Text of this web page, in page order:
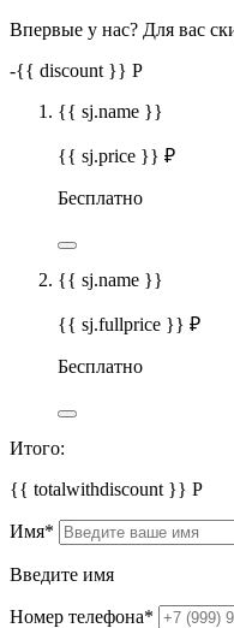
Впервые у нас? Для вас
-{{ discount }} Р
{{ sj.name }}
{{ sj.price }} ₽
Бесплатно
{{ sj.name }}
{{ sj.fullprice }} ₽
Бесплатно
Итого:
{{ totalwithdiscount }} Р
Имя*
Введите имя
Номер телефона*